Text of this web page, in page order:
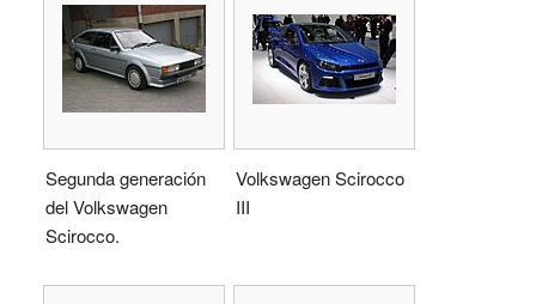
Segunda generación
del Volkswagen
Scirocco.
Volkswagen Scirocco
III